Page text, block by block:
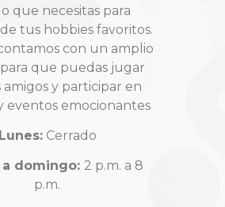
que necesitas para
tus hobbies favoritos.
con un amplio
que puedas jugar
y participar en
eventos emocionantes
Lunes:Cerrado
a domingo: 2 p.m. a 8
p.m.